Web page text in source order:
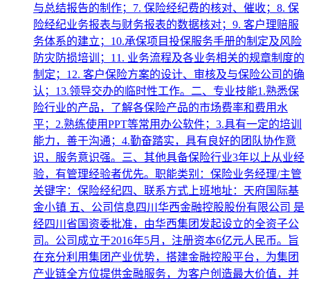
与总结报告的制作；7. 保险经纪费的核对、催收；8. 保
险经纪业务报表与财务报表的数据核对；9. 客户理赔服
务体系的建立；10.承保项目投保服务手册的制定及风险
防灾防损培训；11. 业务流程及各业务相关的规章制度的
制定；12. 客户保险方案的设计、审核及与保险公司的确
认；13.领导交办的临时性工作。二、专业技能1.熟悉保
险行业的产品，了解各保险产品的市场费率和费用水
平；2.熟练使用PPT等常用办公软件；3.具有一定的培训
能力，善于沟通；4.勤奋踏实，具有良好的团队协作意
识，服务意识强。三、其他具备保险行业3年以上从业经
验，有管理经验者优先。职能类别：保险业务经理/主管
关键字：保险经纪四、联系方式上班地址：天府国际基
金小镇 五、公司信息四川华西金融控股股份有限公司 是
经四川省国资委批准，由华西集团发起设立的全资子公
司。公司成立于2016年5月，注册资本6亿元人民币。旨
在充分利用集团产业优势，搭建金融控股平台，为集团
产业链全方位提供金融服务，为客户创造最大价值，并